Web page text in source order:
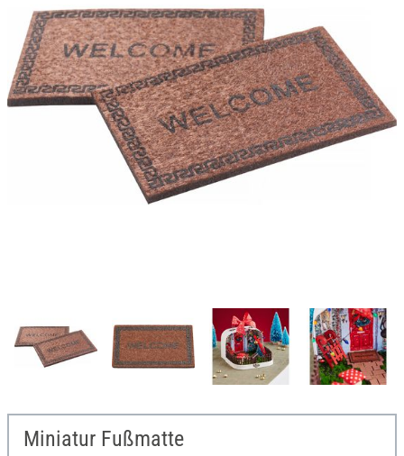
Miniatur Fußmatte